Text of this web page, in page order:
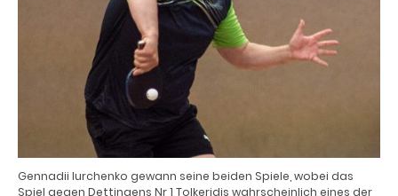
Gennadii Iurchenko gewann seine beiden Spiele, wobei das
Spiel gegen Dettingens Nr 1 Tolkeridis wahrscheinlich eines der